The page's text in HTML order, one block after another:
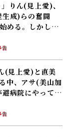
りん(見上愛)、
成)らの奮闘
める。しかし、
か改善せ
告
(見上愛)と直美
中、アサ(美山加
病院にやってく
告